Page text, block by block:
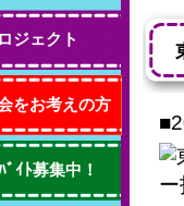
ジェクト
をお考えの方
ﾞｲﾄ募集中！